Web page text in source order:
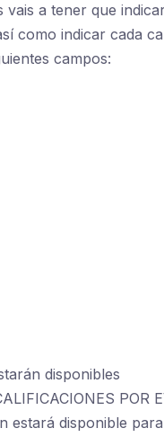
vais a tener que
como indicar cada
campos:
disponibles
POR
estará disponible